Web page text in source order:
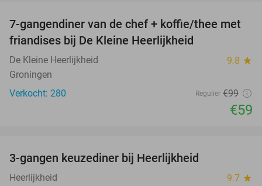
40%
7-gangendiner van de chef + koffie/thee met
friandises bij De Kleine Heerlijkheid
De Kleine Heerlijkheid 9.8 star
Groningen
Verkocht: 280
Regulier €99
€59
3-gangen keuzediner bij Heerlijkheid
Heerlijkheid 9.7 star